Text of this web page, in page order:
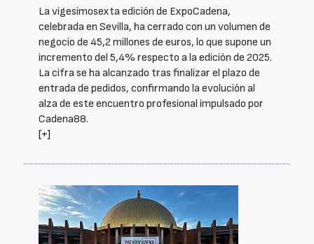
La vigesimosexta edición de ExpoCadena,
celebrada en Sevilla, ha cerrado con un volumen de
negocio de 45,2 millones de euros, lo que supone un
incremento del 5,4% respecto a la edición de 2025.
La cifra se ha alcanzado tras finalizar el plazo de
entrada de pedidos, confirmando la evolución al
alza de este encuentro profesional impulsado por
Cadena88.
[+]